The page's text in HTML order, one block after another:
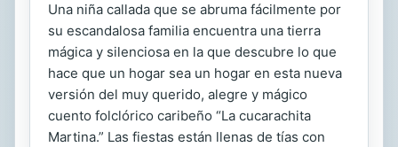
Una niña callada que se abruma fácilmente por
su escandalosa familia encuentra una tierra
mágica y silenciosa en la que descubre lo que
hace que un hogar sea un hogar en esta nueva
versión del muy querido, alegre y mágico
cuento folclórico caribeño “La cucarachita
Martina.” Las fiestas están llenas de tías con